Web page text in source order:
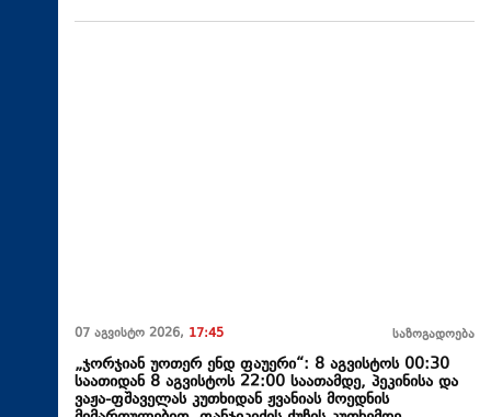
07 აგვისტო 2026, 17:45 საზოგადოება
„ჯორჯიან უოთერ ენდ ფაუერი“: 8 აგვისტოს 00:30
საათიდან 8 აგვისტოს 22:00 საათამდე, პეკინისა და
ვაჟა-ფშაველას კუთხიდან ჟვანიას მოედნის